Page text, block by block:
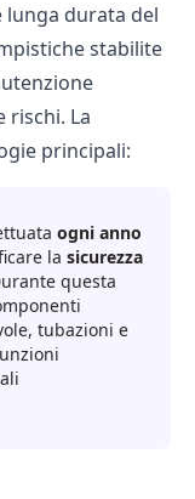
lunga durata del
stabilite
rischi. La
principali:
ogni anno
la sicurezza
questa
tubazioni e